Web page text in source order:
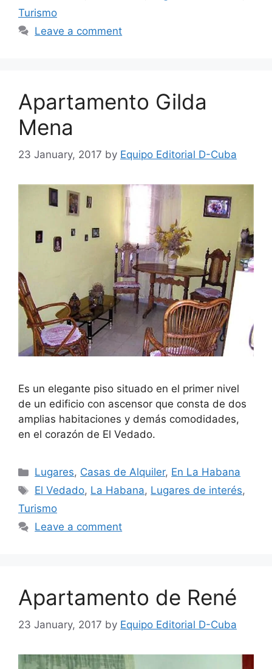
Turismo
Leave a comment
Apartamento Gilda
Mena
23 January, 2017 by Equipo Editorial D-Cuba
Es un elegante piso situado en el primer nivel
de un edificio con ascensor que consta de dos
amplias habitaciones y demás comodidades,
en el corazón de El Vedado.
Categories
Lugares, Casas de Alquiler, En La Habana
Tags
El Vedado, La Habana, Lugares de interés,
Turismo
Leave a comment
Apartamento de René
23 January, 2017 by Equipo Editorial D-Cuba